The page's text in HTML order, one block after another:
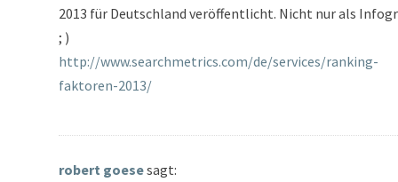
2013 für Deutschland veröffentlicht. Nicht nur als
; )
http://www.searchmetrics.com/de/services/ranking-
faktoren-2013/
robert goesesagt: